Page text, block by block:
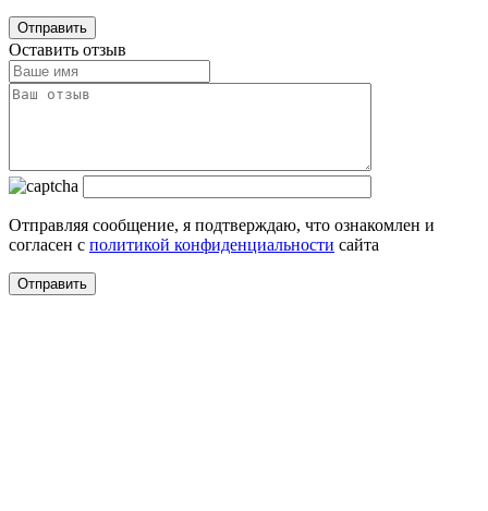
Оставить отзыв
Отправляя сообщение, я подтверждаю, что ознакомлен и
согласен с политикой конфиденциальности сайта